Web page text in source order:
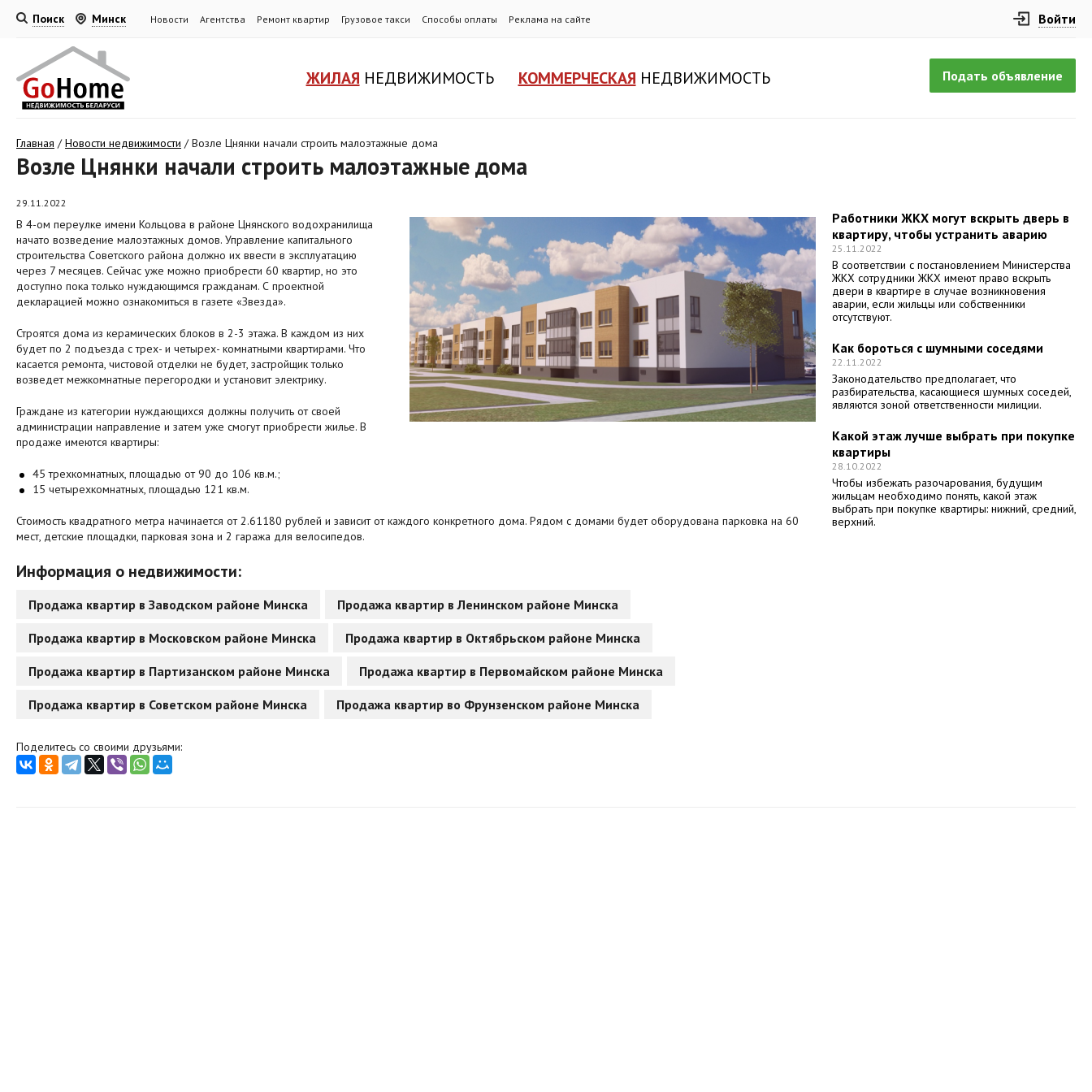
Поиск Минск Новости Агентства Ремонт квартир Грузовое такси Способы оплаты Реклама на сайте Войти
Подать объявление
ЖИЛАЯ НЕДВИЖИМОСТЬ КОММЕРЧЕСКАЯ НЕДВИЖИМОСТЬ
Главная /Новости недвижимости /Возле Цнянки начали строить малоэтажные дома
Возле Цнянки начали строить малоэтажные дома
29.11.2022
В 4-ом переулке имени Кольцова в районе Цнянского водохранилища
начато возведение малоэтажных домов. Управление капитального
строительства Советского района должно их ввести в эксплуатацию
через 7 месяцев. Сейчас уже можно приобрести 60 квартир, но это
доступно пока только нуждающимся гражданам. С проектной
декларацией можно ознакомиться в газете «Звезда».
Строятся дома из керамических блоков в 2-3 этажа. В каждом из них
будет по 2 подъезда с трех- и четырех- комнатными квартирами. Что
касается ремонта, чистовой отделки не будет, застройщик только
возведет межкомнатные перегородки и установит электрику.
Граждане из категории нуждающихся должны получить от своей
администрации направление и затем уже смогут приобрести жилье. В
продаже имеются квартиры:
45 трехкомнатных, площадью от 90 до 106 кв.м.;
15 четырехкомнатных, площадью 121 кв.м.
Стоимость квадратного метра начинается от 2.61180 рублей и зависит от каждого конкретного дома. Рядом с домами будет оборудована парковка на 60
мест, детские площадки, парковая зона и 2 гаража для велосипедов.
Информация о недвижимости:
Продажа квартир в Заводском районе Минска Продажа квартир в Ленинском районе Минска
Продажа квартир в Московском районе Минска Продажа квартир в Октябрьском районе Минска
Продажа квартир в Партизанском районе Минска Продажа квартир в Первомайском районе Минска
Продажа квартир в Советском районе Минска Продажа квартир во Фрунзенском районе Минска
Поделитесь со своими друзьями:
Работники ЖКХ могут вскрыть дверь в
квартиру, чтобы устранить аварию
25.11.2022
В соответствии с постановлением Министерства
ЖКХ сотрудники ЖКХ имеют право вскрыть
двери в квартире в случае возникновения
аварии, если жильцы или собственники
отсутствуют.
Как бороться с шумными соседями
22.11.2022
Законодательство предполагает, что
разбирательства, касающиеся шумных соседей,
являются зоной ответственности милиции.
Какой этаж лучше выбрать при покупке
квартиры
28.10.2022
Чтобы избежать разочарования, будущим
жильцам необходимо понять, какой этаж
выбрать при покупке квартиры: нижний, средний,
верхний.